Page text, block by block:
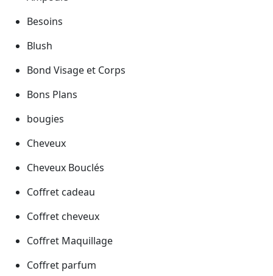
Besoins
Blush
Bond Visage et Corps
Bons Plans
bougies
Cheveux
Cheveux Bouclés
Coffret cadeau
Coffret cheveux
Coffret Maquillage
Coffret parfum